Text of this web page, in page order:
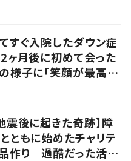
すぐ入院したダウン症
月後に初めて会った
様子に「笑顔が最高」
震後に起きた奇跡】障
ともに始めたチャリテ
作り 過酷だった活動